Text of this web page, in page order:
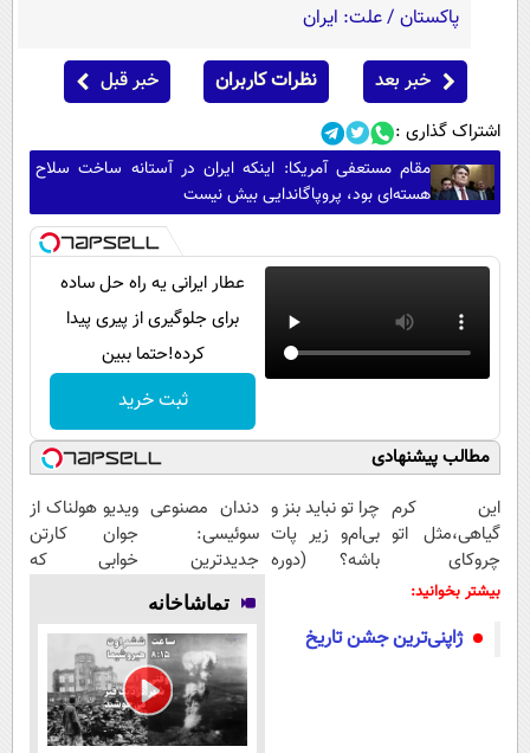
پاکستان / علت: ایران
خبر بعد نظرات کاربران خبر قبل
اشتراک گذاری :
مقام مستعفی آمریکا: اینکه ایران در آستانه ساخت سلاح
هسته‌ای بود، پروپاگاندایی بیش نیست
عطار ایرانی یه راه حل ساده
برای جلوگیری از پیری پیدا
کرده!حتما ببین
ثبت خرید
مطالب پیشنهادی
این کرم
گیاهی،مثل اتو
چروکای
پوستتوصاف
چرا تو نباید بنز و
بی‌ام‌و زیر پات
باشه؟ (دوره
دندان مصنوعی
سوئیسی:
جدیدترین
فناوری اروپا،
سبک و مقاوم |
پرداخت قسطی
ویدیو هولناک از
جوان کارتن
خوابی که
بیشتر بخوانید:
ژاپنی‌ترین جشن تاریخ
تماشاخانه